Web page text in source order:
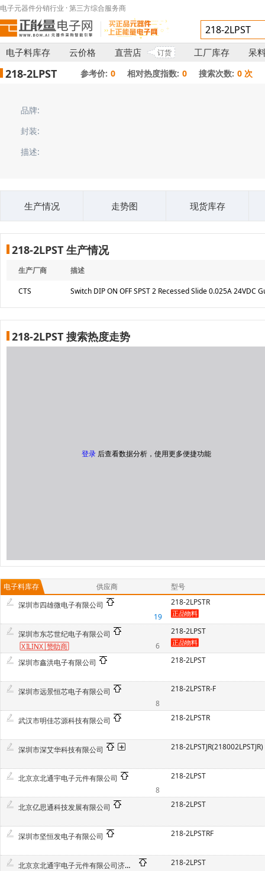
电子元器件分销行业 · 第三方综合服务商
电子料库存 云价格 直营店 订货 工厂库存 呆
218-2LPST 参考价: 0 相对热度指数: 0 搜索次数: 0 次
品牌:
封装:
描述:
生产情况 走势图 现货库存
218-2LPST 生产情况
生产厂商 描述
CTS Switch DIP ON OFF SPST 2 Recessed Slide 0.025A 24VDC
218-2LPST 搜索热度走势
登录 后查看数据分析，使用更多便捷功能
电子料库存 供应商
型号
深圳市四雄微电子有限公司
19
218-2LPSTR
深圳市东芯世纪电子有限公司
XILINX 赞助商 6
218-2LPST
深圳市鑫洪电子有限公司 218-2LPST
深圳市远景恒芯电子有限公司
8
218-2LPSTR-F
武汉市明佳芯源科技有限公司 218-2LPSTR
深圳市深艾华科技有限公司 218-2LPSTJR(218002LPSTJR)
北京京北通宇电子元件有限公司
8
218-2LPST
北京亿思通科技发展有限公司 218-2LPST
深圳市坚恒发电子有限公司 218-2LPSTRF
北京京北通宇电子元件有限公司济南分公司 218-2LPST